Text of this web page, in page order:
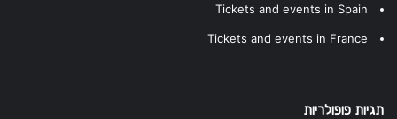
Tickets and events in Spain
Tickets and events in France
תגיות פופולריות